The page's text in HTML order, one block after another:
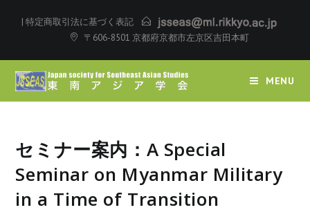
| 特定商取引法に基づく表記
〒606-8501 京都府京都市左京区吉田本町
MENU
セミナー案内：A Special
Seminar on Myanmar Military
in a Time of Transition